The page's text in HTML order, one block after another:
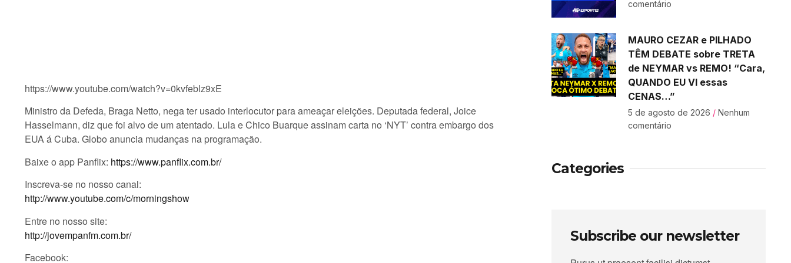
https://www.youtube.com/watch?v=0kvfeblz9xE
Ministro da Defeda, Braga Netto, nega ter usado interlocutor para ameaçar eleições. Deputada federal, Joice
Hasselmann, diz que foi alvo de um atentado. Lula e Chico Buarque assinam carta no ‘NYT’ contra embargo dos
EUA á Cuba. Globo anuncia mudanças na programação.
Baixe o app Panflix: https://www.panflix.com.br/
Inscreva-se no nosso canal:
http://www.youtube.com/c/morningshow
Entre no nosso site:
http://jovempanfm.com.br/
Facebook:
comentário
MAURO CEZAR e PILHADO
TÊM DEBATE sobre TRETA
de NEYMAR vs REMO! “Cara,
QUANDO EU VI essas
CENAS…”
5 de agosto de 2026 Nenhum
comentário
Categories
Subscribe our newsletter